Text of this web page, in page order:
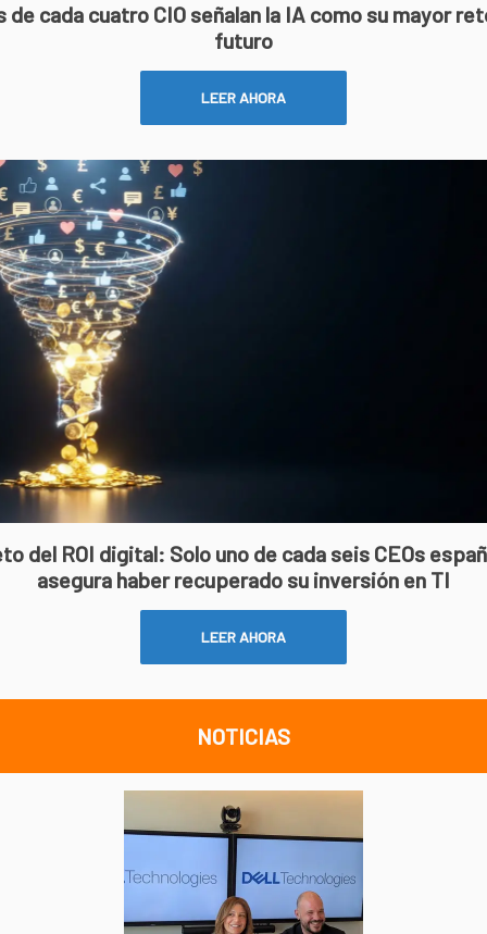
de cada cuatro CIO señalan la IA como su mayor
futuro
LEER AHORA
del ROI digital: Solo uno de cada seis CEOs
asegura haber recuperado su inversión en TI
LEER AHORA
NOTICIAS